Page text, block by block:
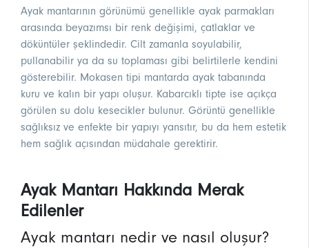
Ayak mantarının görünümü genellikle ayak parmakları
arasında beyazımsı bir renk değişimi, çatlaklar ve
döküntüler şeklindedir. Cilt zamanla soyulabilir,
pullanabilir ya da su toplaması gibi belirtilerle kendini
gösterebilir. Mokasen tipi mantarda ayak tabanında
kuru ve kalın bir yapı oluşur. Kabarcıklı tipte ise açıkça
görülen su dolu kesecikler bulunur. Görüntü genellikle
sağlıksız ve enfekte bir yapıyı yansıtır, bu da hem estetik
hem sağlık açısından müdahale gerektirir.
Ayak Mantarı Hakkında Merak
Edilenler
Ayak mantarı nedir ve nasıl oluşur?